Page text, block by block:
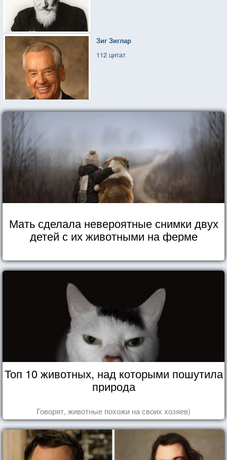
Зиг Зиглар
112 цитат
Мать сделала невероятные снимки двух
детей с их животными на ферме
Топ 10 животных, над которыми пошутила
природа
Говорят, животные похожи на своих хозяев)